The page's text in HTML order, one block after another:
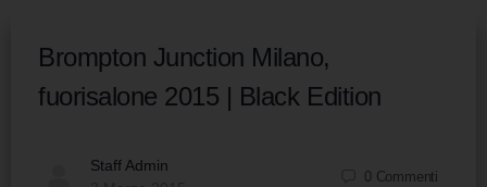
Brompton Junction Milano,
fuorisalone 2015 | Black Edition
Staff Admin
0 Commenti